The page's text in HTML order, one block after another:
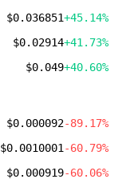
$0.036851+45.14%
$0.02914+41.73%
$0.049+40.60%
$0.000092-89.17%
$0.0010001 -60.79%
$0.000919-60.06%